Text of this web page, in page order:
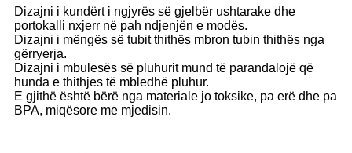
Dizajni i kundërt i ngjyrës së gjelbër ushtarake dhe
portokalli nxjerr në pah ndjenjën e modës.
Dizajni i mëngës së tubit thithës mbron tubin thithës nga
gërryerja.
Dizajni i mbulesës së pluhurit mund të parandalojë që
hunda e thithjes të mbledhë pluhur.
E gjithë është bërë nga materiale jo toksike, pa erë dhe pa
BPA, miqësore me mjedisin.